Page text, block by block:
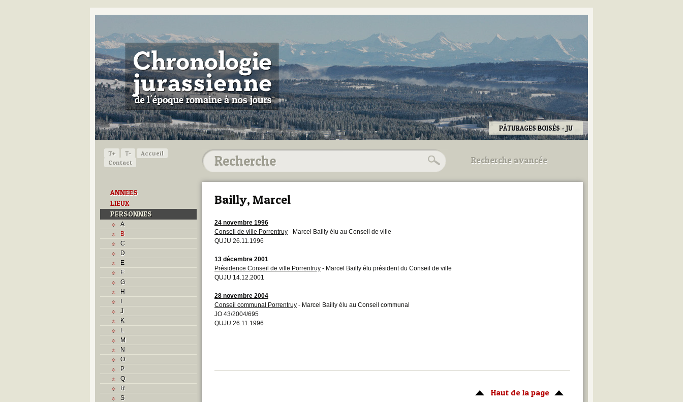
PÂTURAGES BOISÉS - JU
T+ T-
Accueil
Contact
ANNEES
LIEUX
PERSONNES
A
B
C
D
E
F
G
H
I
J
K
L
M
N
O
P
Q
R
S
Recherche avancée
Utilisez les champs ci-dessous
Bailly, Marcel
24 novembre 1996
Conseil de ville Porrentruy - Marcel Bailly élu au Conseil de ville
QUJU 26.11.1996
13 décembre 2001
Présidence Conseil de ville Porrentruy - Marcel Bailly élu président du Conseil de ville
QUJU 14.12.2001
28 novembre 2004
Conseil communal Porrentruy - Marcel Bailly élu au Conseil communal
JO 43/2004/695
QUJU 26.11.1996
Haut de la page